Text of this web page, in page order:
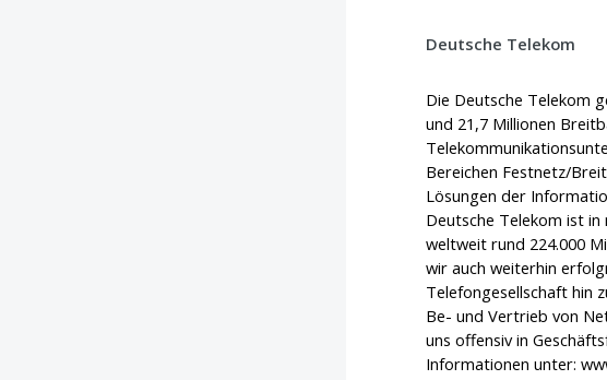
Deutsche Telekom
Die Deutsche Telekom
und 21,7 Millionen
Bereichen Festnetz/
Lösungen der
Deutsche Telekom ist
weltweit rund 224.000
wir auch weiterhin
Telefongesellschaft hin
Be- und Vertrieb von
uns offensiv in
Informationen unter: